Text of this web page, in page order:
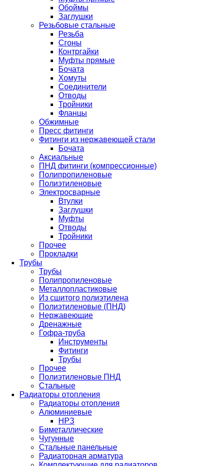
Обоймы
Заглушки
Резьбовые стальные
Резьба
Сгоны
Контргайки
Муфты прямые
Бочата
Хомуты
Соединители
Отводы
Тройники
Фланцы
Обжимные
Пресс фитинги
Фитинги из нержавеющей стали
Бочата
Аксиальные
ПНД фитинги (компрессионные)
Полипропиленовые
Полиэтиленовые
Электросварные
Втулки
Заглушки
Муфты
Отводы
Тройники
Прочее
Прокладки
Трубы
Трубы
Полипропиленовые
Металлопластиковые
Из сшитого полиэтилена
Полиэтиленовые (ПНД)
Нержавеющие
Дренажные
Гофра-труба
Инструменты
Фитинги
Трубы
Прочее
Полиэтиленовые ПНД
Стальные
Радиаторы отопления
Радиаторы отопления
Алюминиевые
НРЗ
Биметаллические
Чугунные
Стальные панельные
Радиаторная арматура